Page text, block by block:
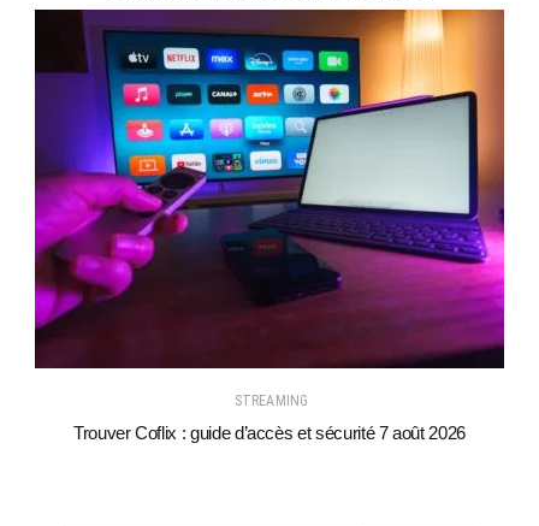
STREAMING
Trouver Coflix : guide d’accès et sécurité 7 août 2026